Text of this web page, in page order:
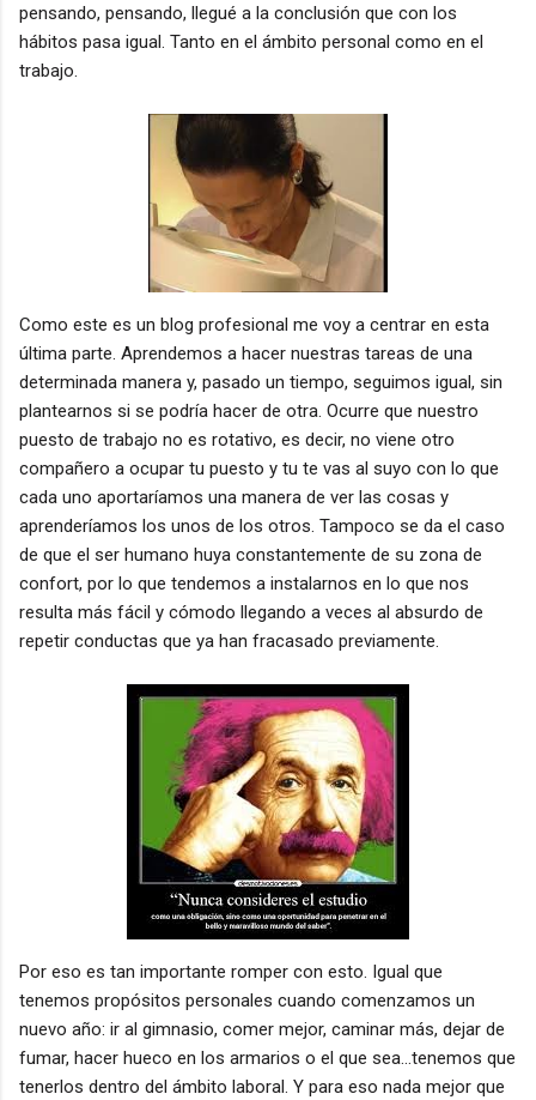
pensando, pensando, llegué a la conclusión que con los
hábitos pasa igual. Tanto en el ámbito personal como en el
trabajo.
Como este es un blog profesional me voy a centrar en esta
última parte. Aprendemos a hacer nuestras tareas de una
determinada manera y, pasado un tiempo, seguimos igual, sin
plantearnos si se podría hacer de otra. Ocurre que nuestro
puesto de trabajo no es rotativo, es decir, no viene otro
compañero a ocupar tu puesto y tu te vas al suyo con lo que
cada uno aportaríamos una manera de ver las cosas y
aprenderíamos los unos de los otros. Tampoco se da el caso
de que el ser humano huya constantemente de su zona de
confort, por lo que tendemos a instalarnos en lo que nos
resulta más fácil y cómodo llegando a veces al absurdo de
repetir conductas que ya han fracasado previamente.
Por eso es tan importante romper con esto. Igual que
tenemos propósitos personales cuando comenzamos un
nuevo año: ir al gimnasio, comer mejor, caminar más, dejar de
fumar, hacer hueco en los armarios o el que sea...tenemos que
tenerlos dentro del ámbito laboral. Y para eso nada mejor que